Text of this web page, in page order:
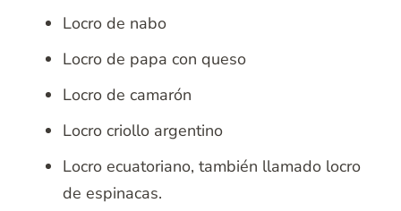
Locro de nabo
Locro de papa con queso
Locro de camarón
Locro criollo argentino
Locro ecuatoriano, también llamado locro
de espinacas.